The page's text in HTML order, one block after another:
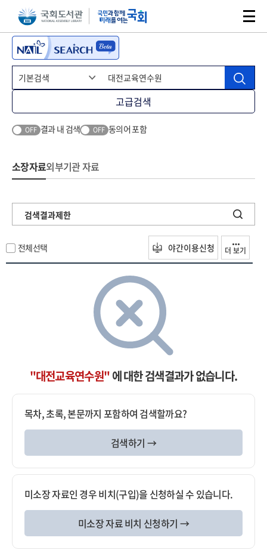
본문 바로가기주메뉴 바로가기
고급검색
OFF 결과 내 검색 OFF 동의어 포함
소장자료외부기관 자료
검색결과제한
전체선택 야간이용신청 더 보기
"대전교육연수원"에 대한 검색결과가 없습니다.
목차, 초록, 본문까지 포함하여 검색할까요?
검색하기 →
미소장 자료인 경우 비치(구입)을 신청하실 수 있습니다.
미소장 자료 비치 신청하기 →